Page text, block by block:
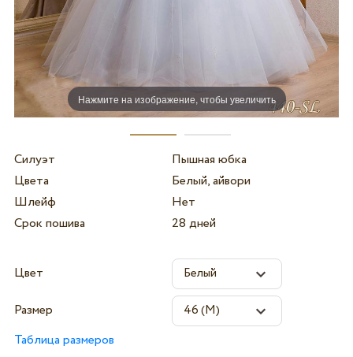
Нажмите на изображение, чтобы увеличить
Силуэт
Пышная юбка
Цвета
Белый, айвори
Шлейф
Нет
Срок пошива
28 дней
Цвет
Размер
Таблица размеров